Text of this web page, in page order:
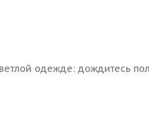
одежде: дождитесь